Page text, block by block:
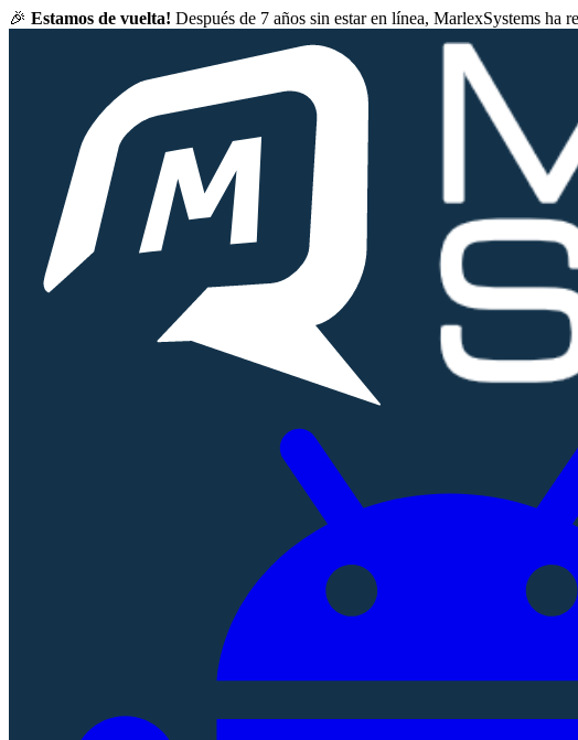
🎉 Estamos de vuelta! Después de 7 años sin estar en línea, MarlexSystems ha